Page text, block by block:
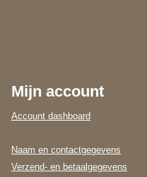
Mijn account
Account dashboard
Naam en contactgegevens
Verzend- en betaalgegevens